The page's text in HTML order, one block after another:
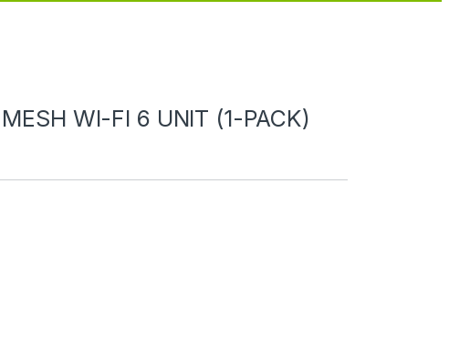
WI-FI 6 UNIT (1-PACK)